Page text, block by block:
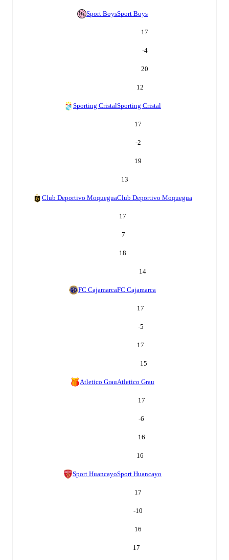
Sport BoysSport Boys
17
-4
20
12
Sporting CristalSporting Cristal
17
-2
19
13
Club Deportivo MoqueguaClub Deportivo Moquegua
17
-7
18
14
FC CajamarcaFC Cajamarca
17
-5
17
15
Atletico GrauAtletico Grau
17
-6
16
16
Sport HuancayoSport Huancayo
17
-10
16
17